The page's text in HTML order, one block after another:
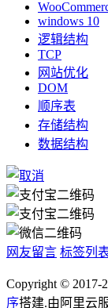
windows 10
逻辑结构
TCP
网站优化
DOM
顺序表
存储结构
数据结构
网友留言 标签列
Copyright © 2017-
序搭建.由阿里云